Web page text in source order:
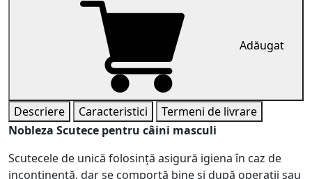
Adăugat
Descriere Caracteristici
Termeni de livrare
Nobleza Scutece pentru câini masculi
Scutecele de unică folosință asigură igiena în caz de
incontinență, dar se comportă bine și după operații sau